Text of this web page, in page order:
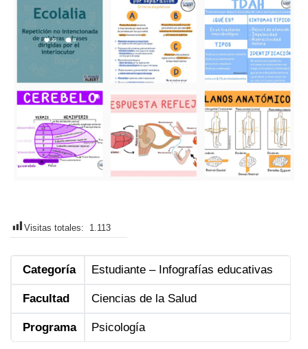
Visitas totales: 1.113
Categoría Estudiante – Infografías educativas
Facultad Ciencias de la Salud
Programa Psicología